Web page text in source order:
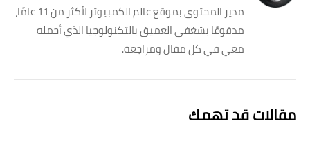
مدير المحتوى بموقع عالم الكمبيوتر لأكثر من 11 عامًا،
مدفوعًا بشغفي العميق بالتكنولوجيا الذي أحمله
معي في كل مقال ومراجعة.
مقالات قد تهمك